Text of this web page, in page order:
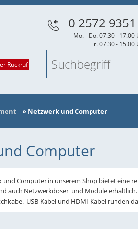
» Netzwerk und Computer
Computer
und Computer in unserem Shop bietet eine
auch Netzwerkdosen und Module
USB-Kabel und HDMI-Kabel runden
Rückruf
0 2572
Mo. - Do. 07.30 - 17.00
Fr. 07.30 - 15.00